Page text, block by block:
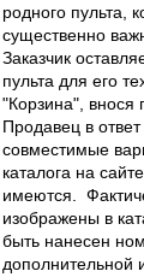
родного пульта,
существенно
Заказчик
пульта для его
"Корзина", внося
Продавец в
совместимые
каталога на
имеются.
изображены в
быть нанесен
дополнительной